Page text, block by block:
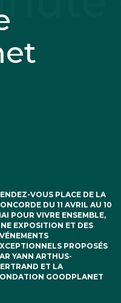
VOUS PLACE DE LA
DU 11 AVRIL AU 10
POUR VIVRE ENSEMBLE,
EXPOSITION ET DES
PROPOSÉS
YANN ARTHUS-
ET LA
GOODPLANET